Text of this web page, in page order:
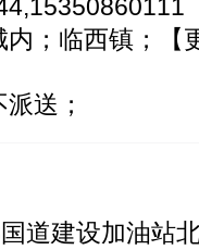
；临西镇；【
送；
道建设加油站